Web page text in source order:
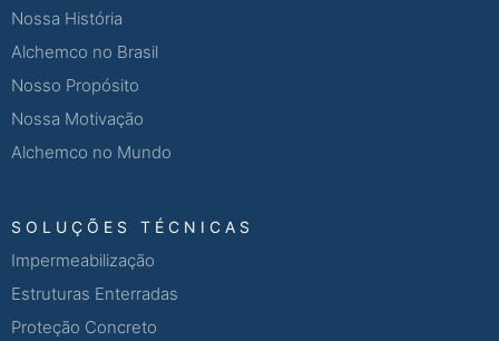
Nossa História
Alchemco no Brasil
Nosso Propósito
Nossa Motivação
Alchemco no Mundo
SOLUÇÕES TÉCNICAS
Impermeabilização
Estruturas Enterradas
Proteção Concreto